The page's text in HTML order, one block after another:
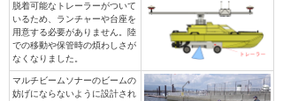
脱着可能なトレーラーがついて
いるため、ランチャーや台座を
用意する必要がありません。陸
での移動や保管時の煩わしさが
なくなりました。
マルチビームソナーのビームの
妨げにならないように設計され